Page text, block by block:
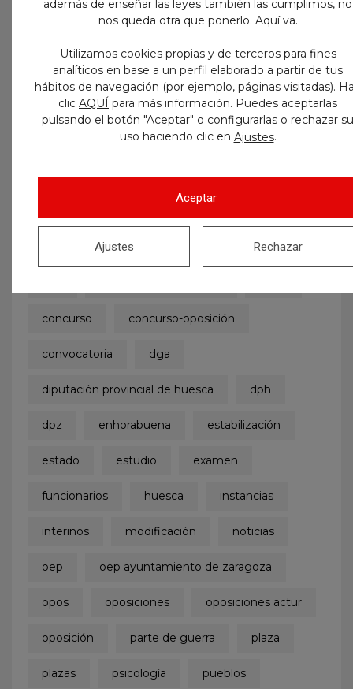
Etiquetas
admitidos y excluidos
age aprobados auxiliar
ayuntamiento Ayuntamiento de Zaragoza
concurso concurso-oposición
convocatoria dga
diputación provincial de huesca dph
dpz enhorabuena estabilización
estado estudio examen
funcionarios huesca instancias
interinos modificación noticias
oep oep ayuntamiento de zaragoza
opos oposiciones oposiciones actur
oposición parte de guerra plaza
plazas psicología pueblos
además de enseñar las leyes también las cumplimos, no
nos queda otra que ponerlo. Aquí va.
Utilizamos cookies propias y de terceros para fines
analíticos en base a un perfil elaborado a partir de tus
hábitos de navegación (por ejemplo, páginas visitadas).
clic AQUÍ para más información. Puedes aceptarlas
pulsando el botón "Aceptar" o configurarlas o rechazar su
uso haciendo clic en Ajustes.
Aceptar
Rechazar
Ajustes